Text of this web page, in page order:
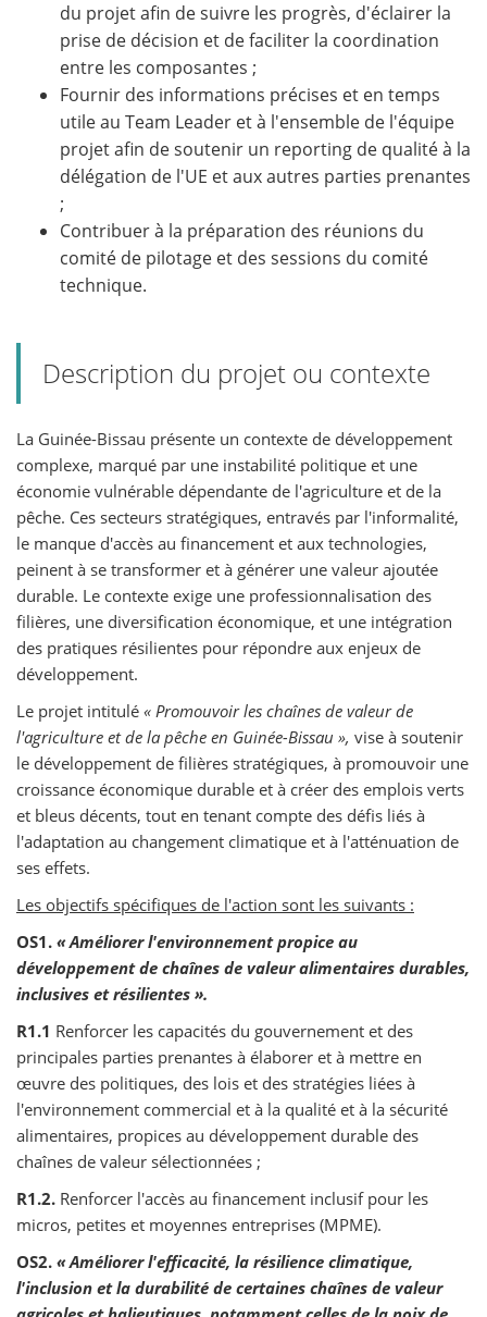
du projet afin de suivre les progrès, d'éclairer la
prise de décision et de faciliter la coordination
entre les composantes ;
Fournir des informations précises et en temps
utile au Team Leader et à l'ensemble de l'équipe
projet afin de soutenir un reporting de qualité à la
délégation de l'UE et aux autres parties prenantes
;
Contribuer à la préparation des réunions du
comité de pilotage et des sessions du comité
technique.
Description du projet ou contexte
La Guinée-Bissau présente un contexte de développement
complexe, marqué par une instabilité politique et une
économie vulnérable dépendante de l'agriculture et de la
pêche. Ces secteurs stratégiques, entravés par l'informalité,
le manque d'accès au financement et aux technologies,
peinent à se transformer et à générer une valeur ajoutée
durable. Le contexte exige une professionnalisation des
filières, une diversification économique, et une intégration
des pratiques résilientes pour répondre aux enjeux de
développement.
Le projet intitulé « Promouvoir les chaînes de valeur de
l'agriculture et de la pêche en Guinée-Bissau », vise à soutenir
le développement de filières stratégiques, à promouvoir une
croissance économique durable et à créer des emplois verts
et bleus décents, tout en tenant compte des défis liés à
l'adaptation au changement climatique et à l'atténuation de
ses effets.
Les objectifs spécifiques de l'action sont les suivants :
OS1. « Améliorer l'environnement propice au
développement de chaînes de valeur alimentaires durables,
inclusives et résilientes ».
R1.1 Renforcer les capacités du gouvernement et des
principales parties prenantes à élaborer et à mettre en
œuvre des politiques, des lois et des stratégies liées à
l'environnement commercial et à la qualité et à la sécurité
alimentaires, propices au développement durable des
chaînes de valeur sélectionnées ;
R1.2. Renforcer l'accès au financement inclusif pour les
micros, petites et moyennes entreprises (MPME).
OS2. « Améliorer l'efficacité, la résilience climatique,
l'inclusion et la durabilité de certaines chaînes de valeur